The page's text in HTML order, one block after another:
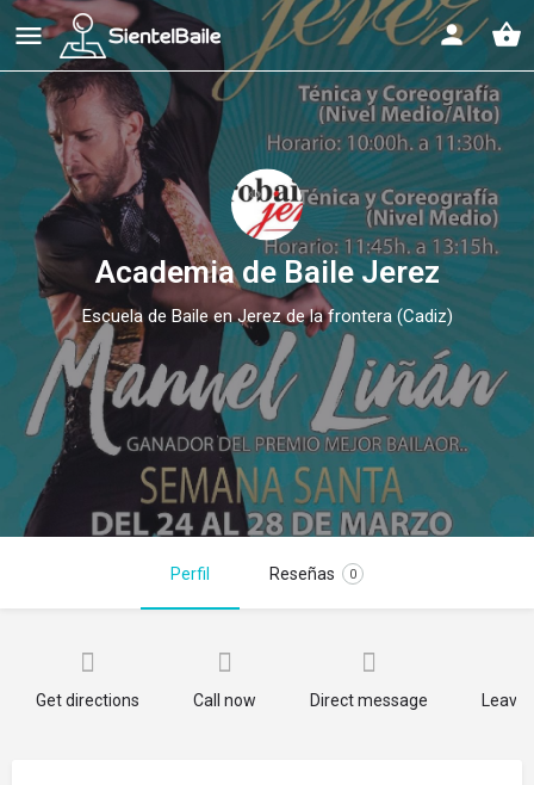
shopping_basket
Academia de Baile Jerez
Escuela de Baile en Jerez de la frontera (Cadiz)
Perfil Reseñas 0
Get directions Call now Direct message